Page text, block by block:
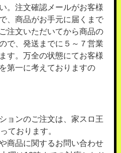
。注文確認メールがお客様
、商品がお手元に届くまで
注文いただいてから商品の
で、発送までに５～７営業
す。万全の状態にてお客様
第一に考えておりますの
ョンのご注文は、家スロ王
ております。
商品に関するお問い合わせ